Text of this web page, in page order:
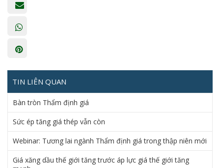
TIN LIÊN QUAN
Bàn tròn Thẩm định giá
Sức ép tăng giá thép vẫn còn
Webinar: Tương lai ngành Thẩm định giá trong thập niên mới
Giá xăng dầu thế giới tăng trước áp lực giá thế giới tăng